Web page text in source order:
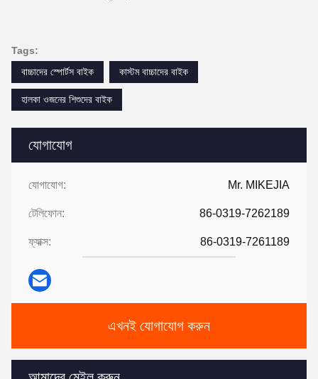
যোগাযোগ
যোগাযোগ: Mr. MIKEJIA
টেলিফোন: 86-0319-7262189
ফ্যাক্স: 86-0319-7261189
এখনই যোগাযোগ করুন
Tags:
বাচ্চাদের স্পোর্টস বাইক
কাস্টম বাচ্চাদের বাইক
হালকা ওজনের শিশুদের বাইক